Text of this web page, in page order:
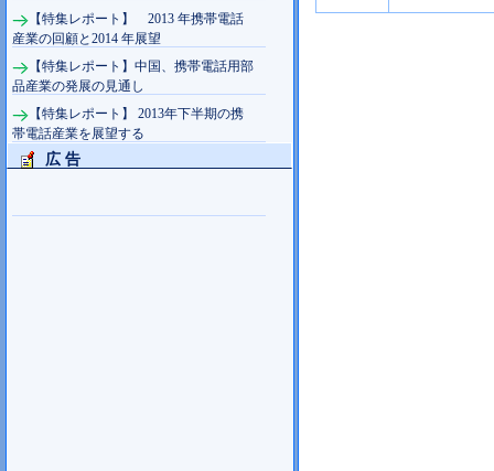
【特集レポート】 2013 年携帯電話
産業の回顧と2014 年展望
【特集レポート】中国、携帯電話用部
品産業の発展の見通し
【特集レポート】 2013年下半期の携
帯電話産業を展望する
広 告